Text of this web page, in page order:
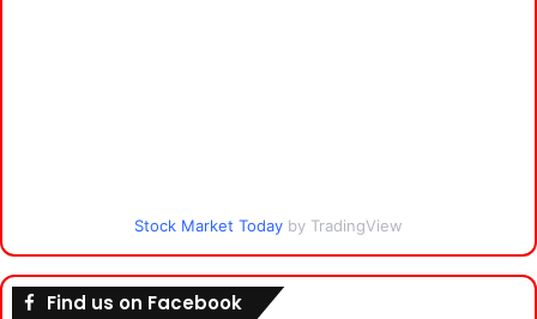
Stock Market Today by TradingView
Find us on Facebook